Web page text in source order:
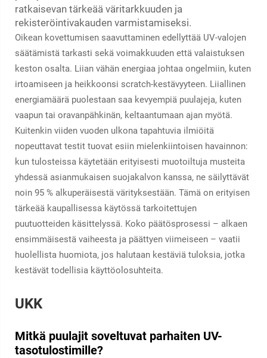
ratkaisevan tärkeää väritarkkuuden ja
rekisteröintivakauden varmistamiseksi.
Oikean kovettumisen saavuttaminen edellyttää UV-valojen
säätämistä tarkasti sekä voimakkuuden että valaistuksen
keston osalta. Liian vähän energiaa johtaa ongelmiin, kuten
irtoamiseen ja heikkoonsi scratch-kestävyyteen. Liiallinen
energiamäärä puolestaan saa kevyempiä puulajeja, kuten
vaapun tai oravanpähkinän, keltaantumaan ajan myötä.
Kuitenkin viiden vuoden ulkona tapahtuvia ilmiöitä
nopeuttavat testit tuovat esiin mielenkiintoisen havainnon:
kun tulosteissa käytetään erityisesti muotoiltuja musteita
yhdessä asianmukaisen suojakalvon kanssa, ne säilyttävät
noin 95 % alkuperäisestä värityksestään. Tämä on erityisen
tärkeää kaupallisessa käytössä tarkoitettujen
puutuotteiden käsittelyssä. Koko päätösprosessi – alkaen
ensimmäisestä vaiheesta ja päättyen viimeiseen – vaatii
huolellista huomiota, jos halutaan kestäviä tuloksia, jotka
kestävät todellisia käyttöolosuhteita.
UKK
Mitkä puulajit soveltuvat parhaiten UV-
tasotulostimille?